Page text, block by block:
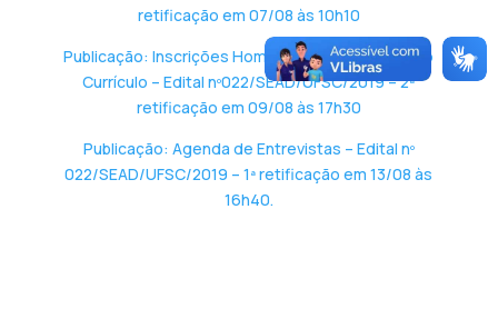
retificação em 07/08 às 10h10
Publicação: Inscrições Homologadas + Pontuação
Currículo – Edital nº022/SEAD/UFSC/2019 – 2ª
retificação em 09/08 às 17h30
Publicação: Agenda de Entrevistas – Edital nº
022/SEAD/UFSC/2019 – 1ª retificação em 13/08 às
16h40.